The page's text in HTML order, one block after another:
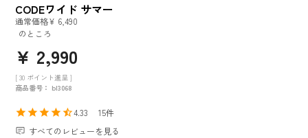
CODEワイド サマー
通常価格¥ 6,490
のところ
¥ 2,990
[ 30 ポイント進呈 ]
商品番号
bl3068
4.33
15
すべてのレビューを見る